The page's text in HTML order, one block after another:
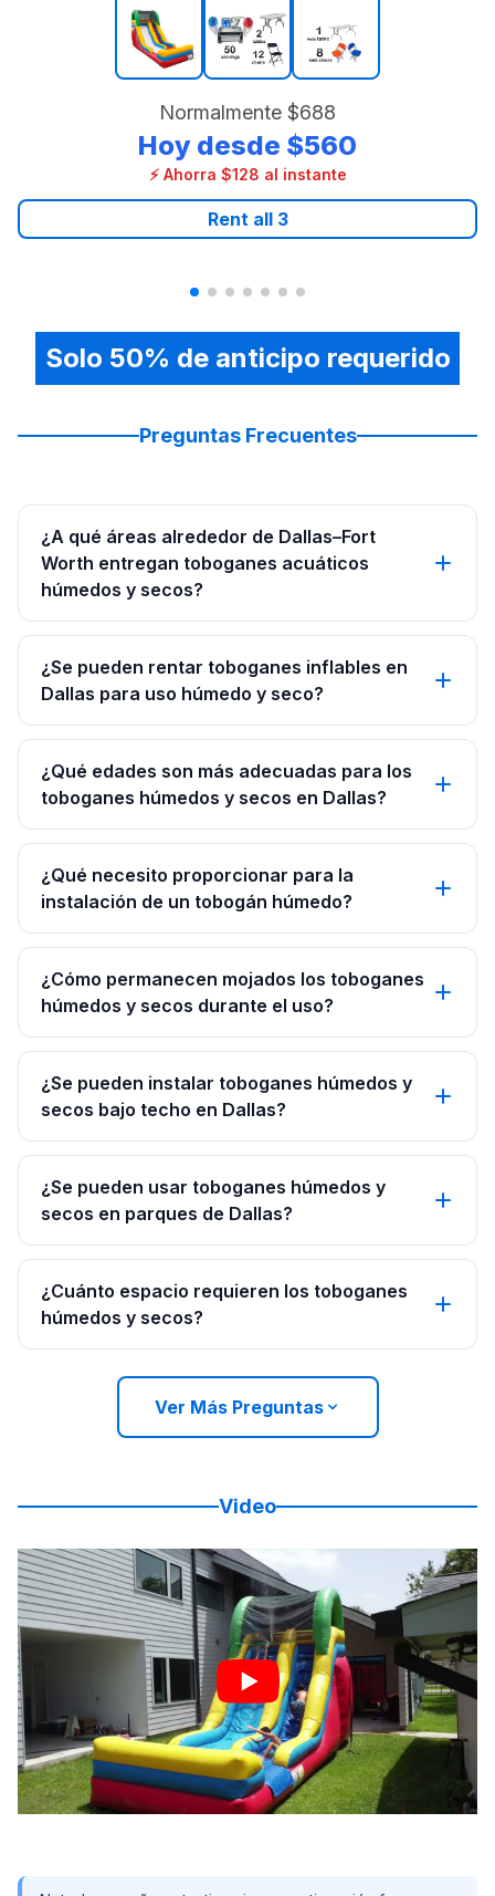
Normalmente $688
Hoy desde $560
⚡ Ahorra $128 al instante
Rent all 3
Solo 50% de anticipo requerido
Preguntas Frecuentes
¿A qué áreas alrededor de Dallas–Fort
Worth entregan toboganes acuáticos
húmedos y secos?
¿Se pueden rentar toboganes inflables en
Dallas para uso húmedo y seco?
¿Qué edades son más adecuadas para los
toboganes húmedos y secos en Dallas?
¿Qué necesito proporcionar para la
instalación de un tobogán húmedo?
¿Cómo permanecen mojados los toboganes
húmedos y secos durante el uso?
¿Se pueden instalar toboganes húmedos y
secos bajo techo en Dallas?
¿Se pueden usar toboganes húmedos y
secos en parques de Dallas?
¿Cuánto espacio requieren los toboganes
húmedos y secos?
Ver Más Preguntas
Video